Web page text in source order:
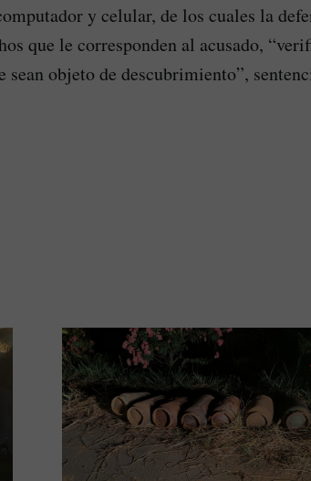
y celular, de los cuales la
que le corresponden al acusado,
sean objeto de descubrimiento”,